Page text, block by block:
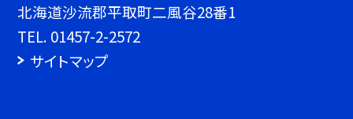
北海道沙流郡平取町二風谷28番1
TEL. 01457-2-2572
サイトマップ